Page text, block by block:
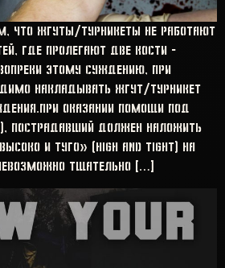
что жгуты/турникеты не работают
где пролегают две кости –
этому суждению, при
накладывать жгут/турникет
оказании помощи под
пострадавший должен наложить
и туго» (High and tight) на
тщательно […]